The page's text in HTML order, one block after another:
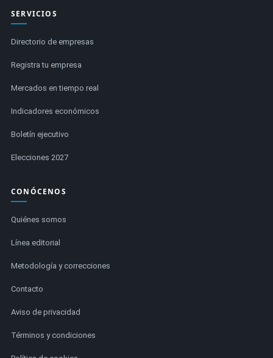
SERVICIOS
Directorio de empresas
Registra tu empresa
Mercados en tiempo real
Indicadores económicos
Boletín ejecutivo
Elecciones 2027
CONÓCENOS
Quiénes somos
Línea editorial
Metodología y correcciones
Contacto
Aviso de privacidad
Términos y condiciones